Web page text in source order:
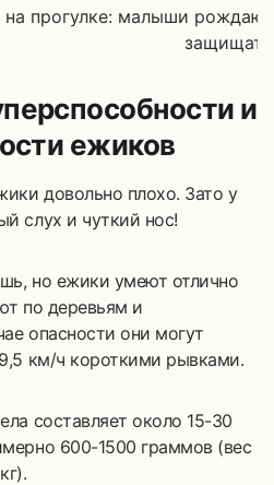
прогулке: малыши
и
ежиков
довольно плохо. Зато у
слух и чуткий нос!
но ежики умеют отлично
по деревьям и
опасности они могут
км/ч короткими рывками.
составляет около 15-30
600-1500 граммов (вес